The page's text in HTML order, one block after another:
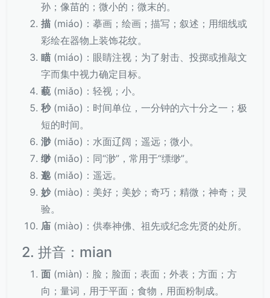
孙；像苗的；微小的；微末的。
描 (miáo)：摹画；绘画；描写；叙述；用细线或
彩绘在器物上装饰花纹。
瞄 (miáo)：眼睛注视；为了射击、投掷或推敲文
字而集中视力确定目标。
藐 (miǎo)：轻视；小。
秒(miǎo)：时间单位，一分钟的六十分之一；极
短的时间。
渺(miǎo)：水面辽阔；遥远；微小。
缈(miǎo)：同“渺”，常用于“缥缈”。
邈 (miǎo)：遥远。
妙(miào)：美好；美妙；奇巧；精微；神奇；灵
验。
庙 (miào)：供奉神佛、祖先或纪念先贤的处所。
2. 拼音：mian
面 (miàn)：脸；脸面；表面；外表；方面；方
向；量词，用于平面；食物，用面粉制成。